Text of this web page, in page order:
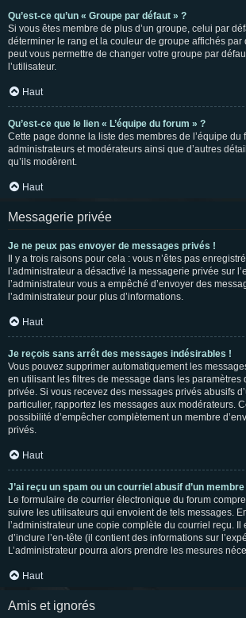
Qu’est-ce qu’un « Groupe par défaut » ?
Si vous êtes membre de plus d’un groupe, celui par
déterminer le rang et la couleur de groupe affichés par
peut vous permettre de changer votre groupe par
l’utilisateur.
Haut
Qu’est-ce que le lien « L’équipe du forum » ?
Cette page donne la liste des membres de l’équipe du
administrateurs et modérateurs ainsi que d’autres
qu’ils modèrent.
Haut
Messagerie privée
Je ne peux pas envoyer de messages privés !
Il y a trois raisons pour cela : vous n’êtes pas
l’administrateur a désactivé la messagerie privée sur
l’administrateur vous a empêché d’envoyer des
l’administrateur pour plus d’informations.
Haut
Je reçois sans arrêt des messages indésirables !
Vous pouvez supprimer automatiquement les
en utilisant les filtres de message dans les paramètres
privée. Si vous recevez des messages privés abusifs
particulier, rapportez les messages aux modérateurs.
possibilité d’empêcher complètement un membre
privés.
Haut
J’ai reçu un spam ou un courriel abusif d’un
Le formulaire de courrier électronique du forum
suivre les utilisateurs qui envoient de tels messages.
l’administrateur une copie complète du courriel reçu. Il
d’inclure l’en-tête (il contient des informations sur
L’administrateur pourra alors prendre les mesures
Haut
Amis et ignorés